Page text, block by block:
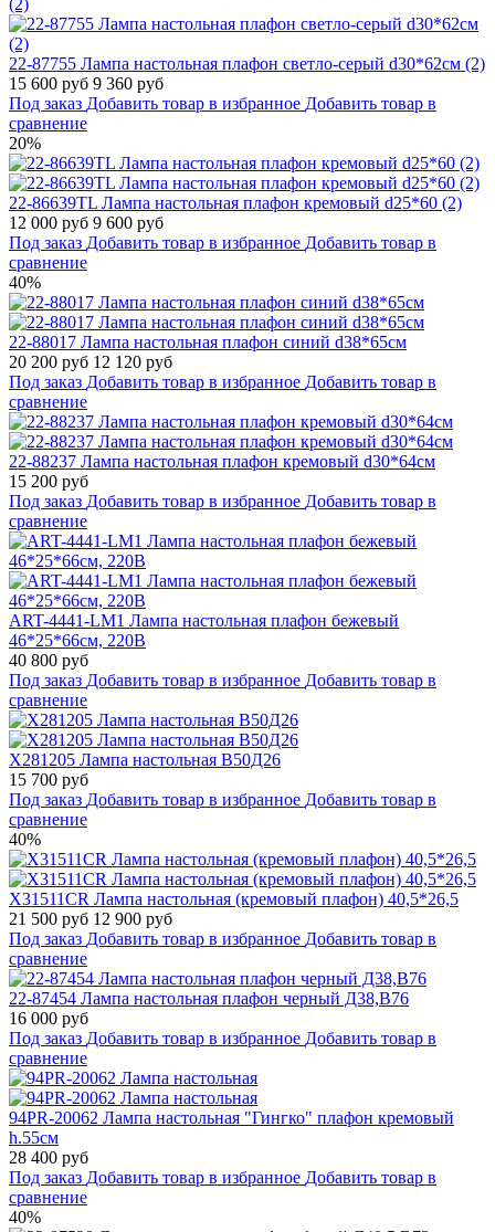
22-87755 Лампа настольная плафон светло-серый d30*62см (2)
15 600 руб 9 360 руб
Под заказ Добавить товар в избранное Добавить товар в
сравнение
20%
22-86639TL Лампа настольная плафон кремовый d25*60 (2)
12 000 руб 9 600 руб
Под заказ Добавить товар в избранное Добавить товар в
сравнение
40%
22-88017 Лампа настольная плафон синий d38*65см
20 200 руб 12 120 руб
Под заказ Добавить товар в избранное Добавить товар в
сравнение
22-88237 Лампа настольная плафон кремовый d30*64см
15 200 руб
Под заказ Добавить товар в избранное Добавить товар в
сравнение
ART-4441-LM1 Лампа настольная плафон бежевый
46*25*66см, 220В
40 800 руб
Под заказ Добавить товар в избранное Добавить товар в
сравнение
X281205 Лампа настольная В50Д26
15 700 руб
Под заказ Добавить товар в избранное Добавить товар в
сравнение
40%
X31511CR Лампа настольная (кремовый плафон) 40,5*26,5
21 500 руб 12 900 руб
Под заказ Добавить товар в избранное Добавить товар в
сравнение
22-87454 Лампа настольная плафон черный Д38,В76
16 000 руб
Под заказ Добавить товар в избранное Добавить товар в
сравнение
94PR-20062 Лампа настольная "Гингко" плафон кремовый
h.55см
28 400 руб
Под заказ Добавить товар в избранное Добавить товар в
сравнение
40%